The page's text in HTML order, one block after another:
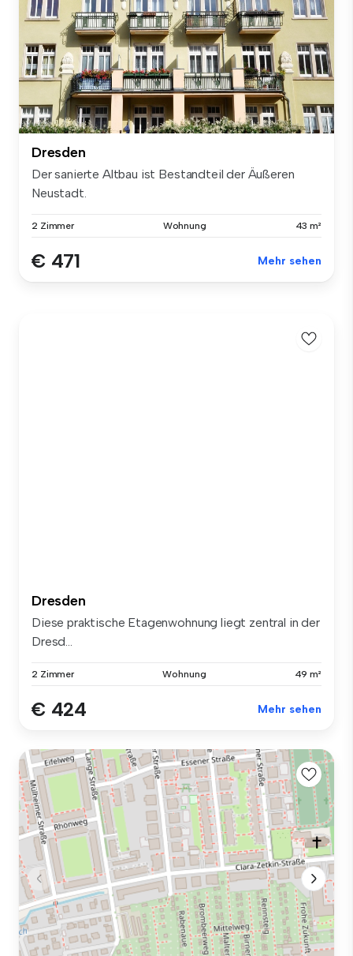
Dresden
Der sanierte Altbau ist Bestandteil der Äußeren
Neustadt.
2 Zimmer Wohnung 43 m²
€ 471 Mehr sehen
Dresden
Diese praktische Etagenwohnung liegt zentral in der
Dresd...
2 Zimmer Wohnung 49 m²
€ 424 Mehr sehen